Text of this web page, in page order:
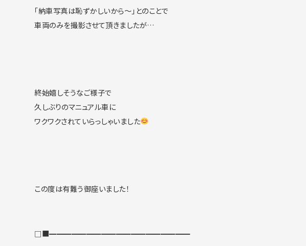
「納車写真は恥ずかしいから〜」とのことで
車両のみを撮影させて頂きましたが…
終始嬉しそうなご様子で
久しぶりのマニュアル車に
ワクワクされていらっしゃいました
この度は有難う御座いました！
□■━━━━━━━━━━━━━━━━━━━